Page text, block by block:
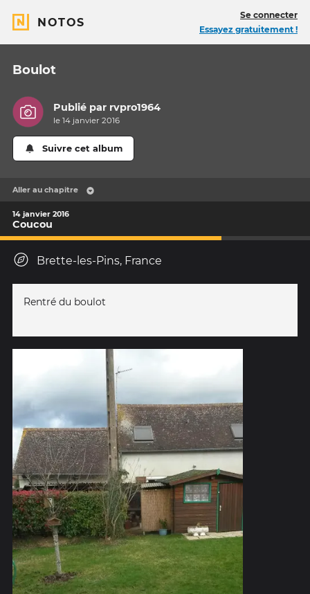
NOTOS
Se connecter
Essayez gratuitement !
Boulot
Publié par rvpro1964
le 14 janvier 2016
Suivre cet album
Aller au chapitre
14 janvier 2016
Coucou
Brette-les-Pins, France
Rentré du boulot